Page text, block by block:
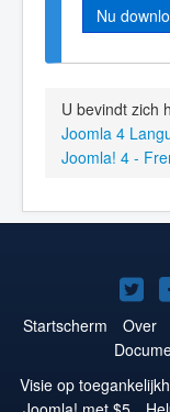
Nu
U bevindt zich
Joomla 4
Joomla! 4 -
op
Startscherm Over
Visie op